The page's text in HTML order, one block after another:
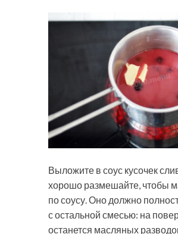
Выложите в соус кусочек
хорошо размешайте, чтобы
по соусу. Оно должно
с остальной смесью: на
останется масляных